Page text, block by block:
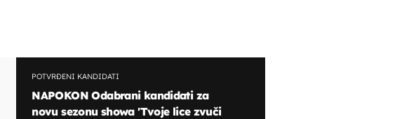
POTVRĐENI KANDIDATI
NAPOKON Odabrani kandidati za
novu sezonu showa 'Tvoje lice zvuči